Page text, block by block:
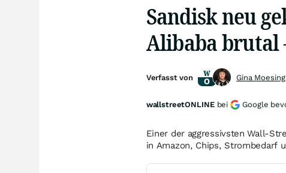
Sandisk neu
Alibaba brutal
Einer der aggressivsten Wall-
in Amazon, Chips, Strombedarf
Verfasst von Gina Moesing
wallstreetONLINE bei Google